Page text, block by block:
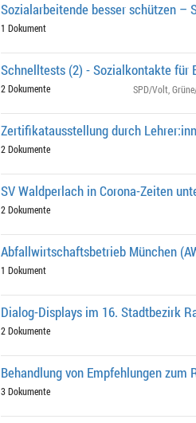
Sozialarbeitende besser schützen –
1 Dokument
Schnelltests (2) - Sozialkontakte für
2 Dokumente SPD/Volt,
Zertifikatausstellung durch
2 Dokumente
SV Waldperlach in Corona-Zeiten
2 Dokumente
Abfallwirtschaftsbetrieb München
1 Dokument
Dialog-Displays im 16. Stadtbezirk
2 Dokumente
Behandlung von Empfehlungen
3 Dokumente